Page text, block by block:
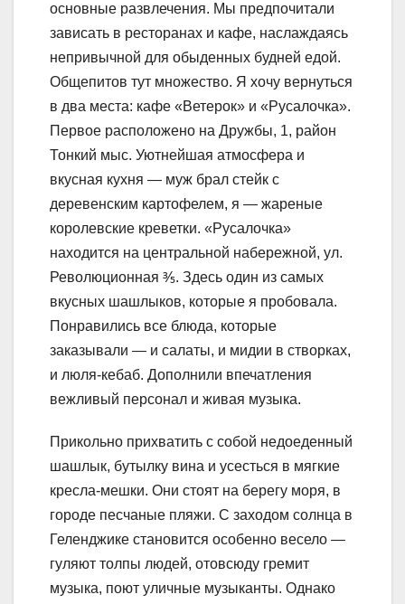
основные развлечения. Мы предпочитали
зависать в ресторанах и кафе, наслаждаясь
непривычной для обыденных будней едой.
Общепитов тут множество. Я хочу вернуться
в два места: кафе «Ветерок» и «Русалочка».
Первое расположено на Дружбы, 1, район
Тонкий мыс. Уютнейшая атмосфера и
вкусная кухня — муж брал стейк с
деревенским картофелем, я — жареные
королевские креветки. «Русалочка»
находится на центральной набережной, ул.
Революционная ⅗. Здесь один из самых
вкусных шашлыков, которые я пробовала.
Понравились все блюда, которые
заказывали — и салаты, и мидии в створках,
и люля-кебаб. Дополнили впечатления
вежливый персонал и живая музыка.
Прикольно прихватить с собой недоеденный
шашлык, бутылку вина и усесться в мягкие
кресла-мешки. Они стоят на берегу моря, в
городе песчаные пляжи. С заходом солнца в
Геленджике становится особенно весело —
гуляют толпы людей, отовсюду гремит
музыка, поют уличные музыканты. Однако